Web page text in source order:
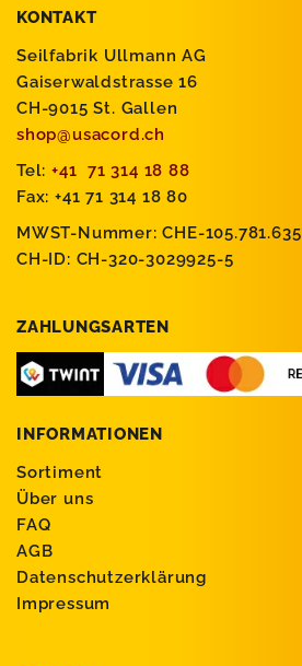
KONTAKT
Seilfabrik Ullmann AG
Gaiserwaldstrasse 16
CH-9015 St. Gallen
shop@usacord.ch
Tel: +41 71 314 18 88
Fax: +41 71 314 18 80
MWST-Nummer: CHE-105.781.635
CH-ID: CH-320-3029925-5
ZAHLUNGSARTEN
INFORMATIONEN
Sortiment
Über uns
FAQ
AGB
Datenschutzerklärung
Impressum